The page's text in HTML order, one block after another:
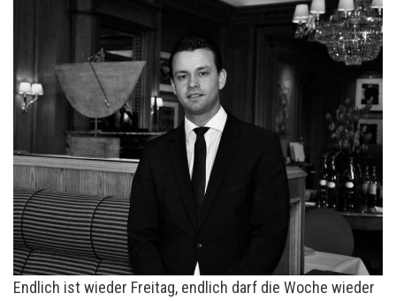
Endlich ist wieder Freitag, endlich darf die Woche wieder